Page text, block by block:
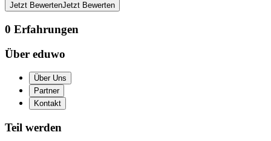
Jetzt BewertenJetzt Bewerten
0 Erfahrungen
Über eduwo
Über Uns
Partner
Kontakt
Teil werden